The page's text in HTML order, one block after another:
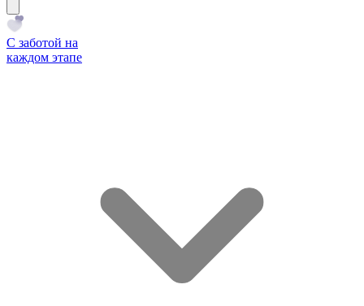
С заботой на
каждом этапе